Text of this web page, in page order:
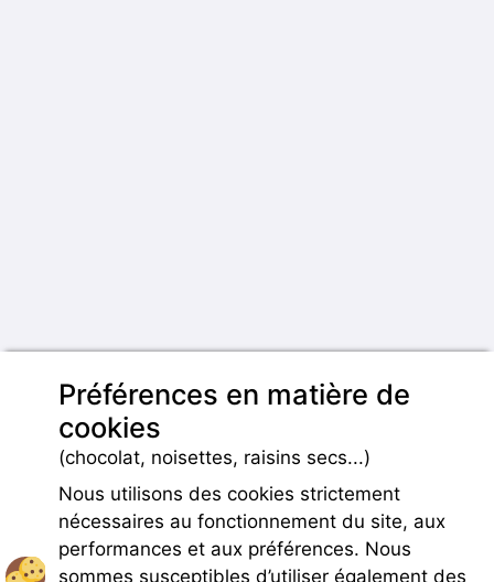
Préférences en matière de
cookies
(chocolat, noisettes, raisins secs...)
Nous utilisons des cookies strictement
nécessaires au fonctionnement du site, aux
performances et aux préférences. Nous
sommes susceptibles d’utiliser également des